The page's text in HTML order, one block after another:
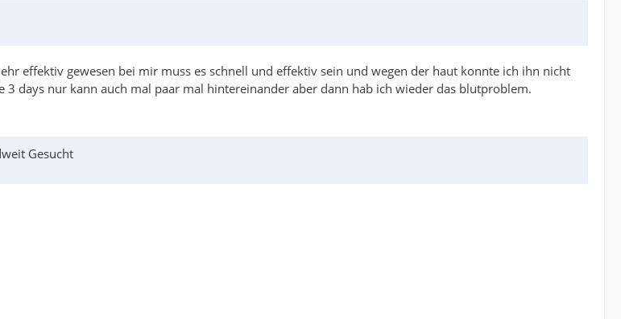
effektiv gewesen bei mir muss es schnell und effektiv sein und wegen der haut konnte ich ihn nicht
days nur kann auch mal paar mal hintereinander aber dann hab ich wieder das blutproblem.
Gesucht